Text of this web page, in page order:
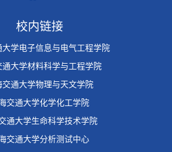
校内链接
大学电子信息与电气工程学院
通大学材料科学与工程学院
交通大学物理与天文学院
海交通大学化学化工学院
交通大学生命科学技术学院
海交通大学分析测试中心